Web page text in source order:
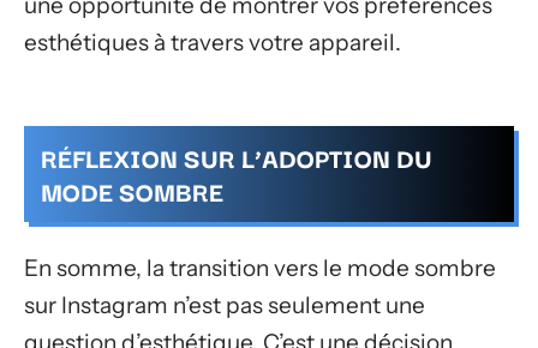
esthétiques à travers votre appareil.
RÉFLEXION SUR L’ADOPTION DU
MODE SOMBRE
En somme, la transition vers le mode sombre
sur Instagram n’est pas seulement une
question d’esthétique. C’est une décision